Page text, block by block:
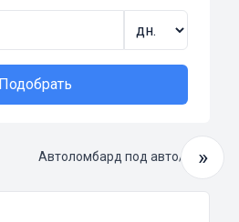
Подобрать
Автоломбард под авто/ПТС
»